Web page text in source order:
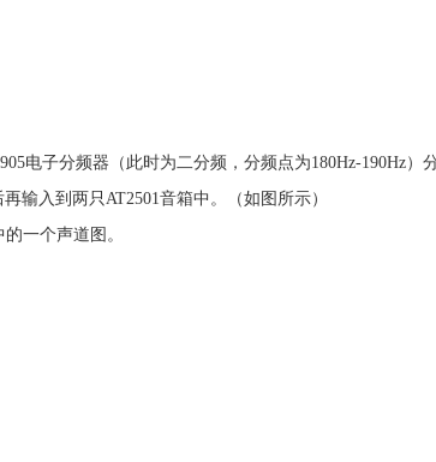
电子分频器（此时为二分频，分频点为180Hz-190Hz）
输入到两只AT2501音箱中。（如图所示）
一个声道图。